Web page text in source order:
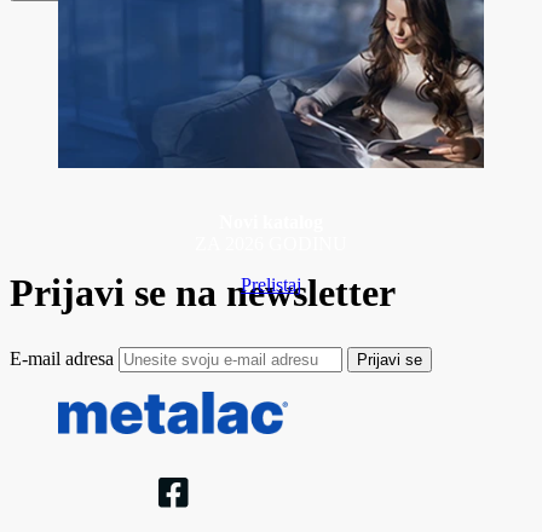
Prelistaj
Prijavi se na newsletter
E-mail adresa Prijavi se